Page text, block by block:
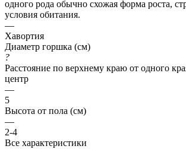
одного рода обычно схожая форма роста,
условия обитания.
—
Хавортия
Диаметр горшка (см)
?
Расстояние по верхнему краю от одного
центр
—
5
Высота от пола (см)
—
2-4
Все характеристики